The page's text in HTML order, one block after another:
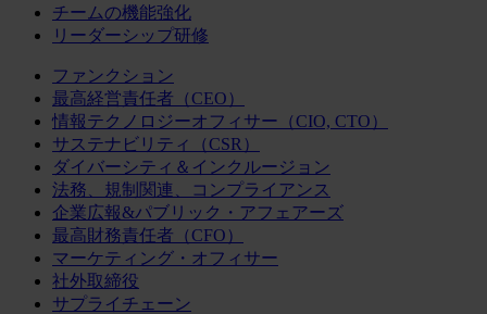
チームの機能強化
リーダーシップ研修
ファンクション
最高経営責任者（CEO）
情報テクノロジーオフィサー（CIO, CTO）
サステナビリティ（CSR）
ダイバーシティ＆インクルージョン
法務、規制関連、コンプライアンス
企業広報&パブリック・アフェアーズ
最高財務責任者（CFO）
マーケティング・オフィサー
社外取締役
サプライチェーン